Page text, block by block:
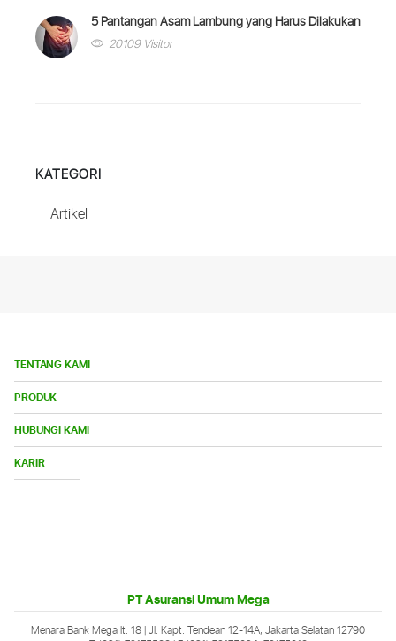
5 Pantangan Asam Lambung yang Harus Dilakukan
20109 Visitor
KATEGORI
Artikel
TENTANG KAMI
PRODUK
HUBUNGI KAMI
KARIR
PT Asuransi Umum Mega
Menara Bank Mega lt. 18 | Jl. Kapt. Tendean 12-14A, Jakarta Selatan 12790